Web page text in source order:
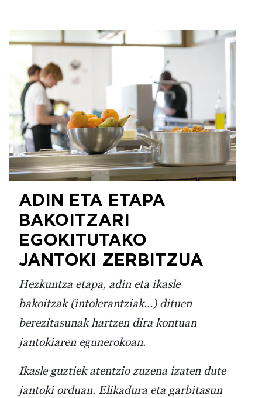
ADIN ETA ETAPA
BAKOITZARI
EGOKITUTAKO
JANTOKI ZERBITZUA
Hezkuntza etapa, adin eta ikasle
bakoitzak (intolerantziak...) dituen
berezitasunak hartzen dira kontuan
jantokiaren egunerokoan.
Ikasle guztiek atentzio zuzena izaten dute
jantoki orduan. Elikadura eta garbitasun